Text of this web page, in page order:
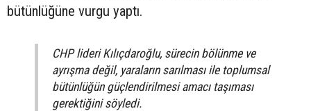
bütünlüğüne vurgu yaptı.
CHP lideri Kılıçdaroğlu, sürecin bölünme ve
ayrışma değil, yaraların sarılması ile toplumsal
bütünlüğün güçlendirilmesi amacı taşıması
gerektiğini söyledi.